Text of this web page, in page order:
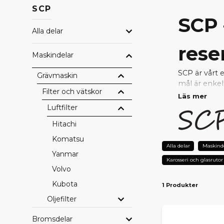
SCP
Alla delar
Maskindelar
Grävmaskin
Filter och vätskor
Luftfilter
Hitachi
Komatsu
Yanmar
Volvo
Kubota
Oljefilter
Bromsdelar
SCP är vårt
mål är
uppfyller
reparera
Prisvärda–
Perfekt
Läs mer
Alla delar
Karosseri och glasrutor
1 Produkter